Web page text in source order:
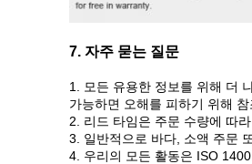
7. 자주 묻는 질문
1. 모든 유용한 정보를 위해 더
가능하면 오해를 피하기 위해
2. 리드 타임은 주문 수량에 따
3. 일반적으로 바다, 소액 주문
4. 우리의 모든 활동은 ISO